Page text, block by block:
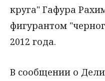
круга" Гафура
фигурантом
2012 года.
В сообщении о